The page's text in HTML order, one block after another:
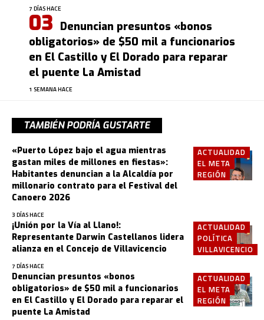
7 DÍAS HACE
Denuncian presuntos «bonos
obligatorios» de $50 mil a funcionarios
en El Castillo y El Dorado para reparar
el puente La Amistad
1 SEMANA HACE
TAMBIÉN PODRÍA GUSTARTE
ACTUALIDAD
EL META
REGIÓN
«Puerto López bajo el agua mientras
gastan miles de millones en fiestas»:
Habitantes denuncian a la Alcaldía por
millonario contrato para el Festival del
Canoero 2026
3 DÍAS HACE
ACTUALIDAD
POLÍTICA
VILLAVICENCIO
¡Unión por la Vía al Llano!:
Representante Darwin Castellanos lidera
alianza en el Concejo de Villavicencio
7 DÍAS HACE
ACTUALIDAD
EL META
REGIÓN
Denuncian presuntos «bonos
obligatorios» de $50 mil a funcionarios
en El Castillo y El Dorado para reparar el
puente La Amistad